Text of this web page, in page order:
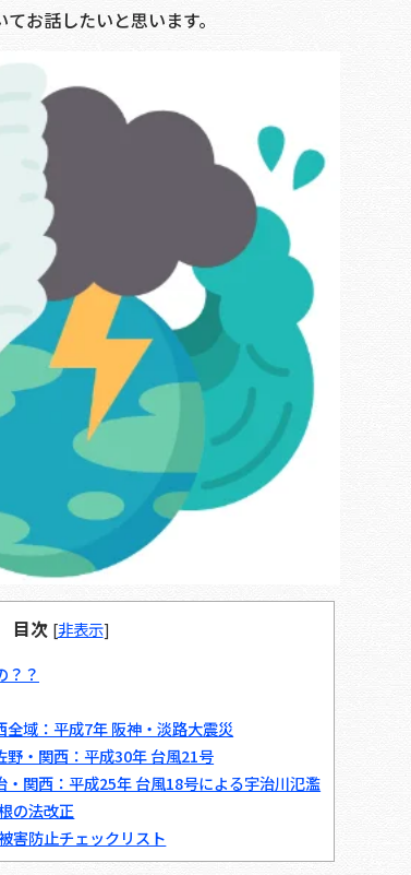
お話したいと思います。
目次 [非表示]
？？
全域：平成7年 阪神・淡路大震災
野・関西：平成30年 台風21号
・関西：平成25年 台風18号による宇治川氾濫
の法改正
害防止チェックリスト